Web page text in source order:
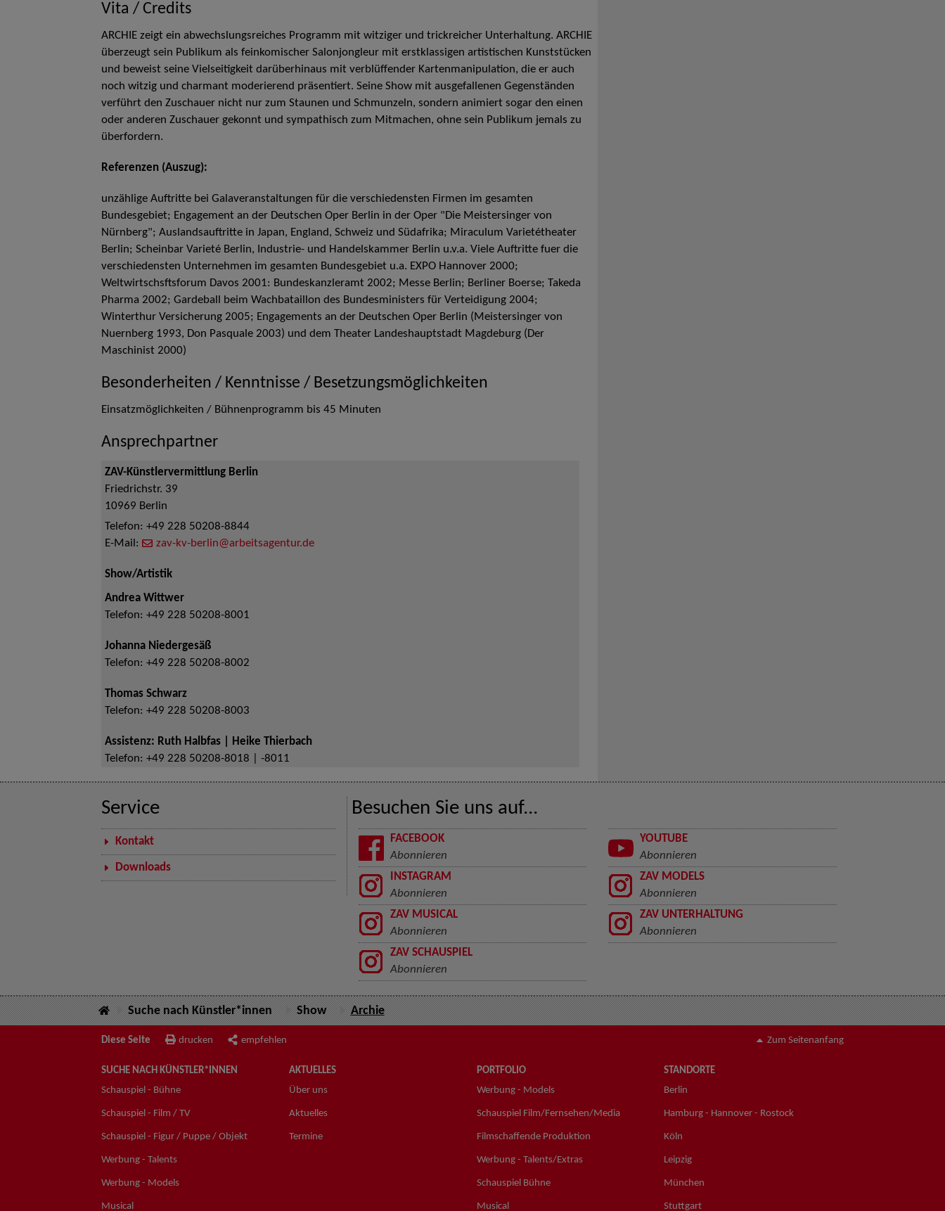
Vita / Credits
ARCHIE zeigt ein abwechslungsreiches Programm mit witziger und trickreicher Unterhaltung. ARCHIE
überzeugt sein Publikum als feinkomischer Salonjongleur mit erstklassigen artistischen Kunststücken
und beweist seine Vielseitigkeit darüberhinaus mit verblüffender Kartenmanipulation, die er auch
noch witzig und charmant moderierend präsentiert. Seine Show mit ausgefallenen Gegenständen
verführt den Zuschauer nicht nur zum Staunen und Schmunzeln, sondern animiert sogar den einen
oder anderen Zuschauer gekonnt und sympathisch zum Mitmachen, ohne sein Publikum jemals zu
überfordern.
Referenzen (Auszug):
unzählige Auftritte bei Galaveranstaltungen für die verschiedensten Firmen im gesamten
Bundesgebiet; Engagement an der Deutschen Oper Berlin in der Oper "Die Meistersinger von
Nürnberg"; Auslandsauftritte in Japan, England, Schweiz und Südafrika; Miraculum Varietétheater
Berlin; Scheinbar Varieté Berlin, Industrie- und Handelskammer Berlin u.v.a. Viele Auftritte fuer die
verschiedensten Unternehmen im gesamten Bundesgebiet u.a. EXPO Hannover 2000;
Weltwirtschsftsforum Davos 2001: Bundeskanzleramt 2002; Messe Berlin; Berliner Boerse; Takeda
Pharma 2002; Gardeball beim Wachbataillon des Bundesministers für Verteidigung 2004;
Winterthur Versicherung 2005; Engagements an der Deutschen Oper Berlin (Meistersinger von
Nuernberg 1993, Don Pasquale 2003) und dem Theater Landeshauptstadt Magdeburg (Der
Maschinist 2000)
Besonderheiten / Kenntnisse / Besetzungsmöglichkeiten
Einsatzmöglichkeiten / Bühnenprogramm bis 45 Minuten
Ansprechpartner
ZAV-Künstlervermittlung Berlin
Friedrichstr. 39
10969 Berlin
Telefon: +49 228 50208-8844
E-Mail:
zav-kv-berlin@arbeitsagentur.de
Show/Artistik
Andrea Wittwer
Telefon: +49 228 50208-8001
Johanna Niedergesäß
Telefon: +49 228 50208-8002
Thomas Schwarz
Telefon: +49 228 50208-8003
Assistenz: Ruth Halbfas | Heike Thierbach
Telefon: +49 228 50208-8018 | -8011
Service
Kontakt
Downloads
Besuchen Sie uns auf...
FACEBOOK
Abonnieren
YOUTUBE
Abonnieren
INSTAGRAM
Abonnieren
ZAV MODELS
Abonnieren
ZAV MUSICAL
Abonnieren
ZAV UNTERHALTUNG
Abonnieren
ZAV SCHAUSPIEL
Abonnieren
Suche nach Künstler*innen Show Archie
Diese Seite drucken empfehlen Zum Seitenanfang
SUCHE NACH KÜNSTLER*INNEN
Schauspiel - Bühne
Schauspiel - Film / TV
Schauspiel - Figur / Puppe / Objekt
Werbung - Talents
Werbung - Models
Musical
AKTUELLES
Über uns
Aktuelles
Termine
PORTFOLIO
Werbung - Models
Schauspiel Film/Fernsehen/Media
Filmschaffende Produktion
Werbung - Talents/Extras
Schauspiel Bühne
Musical
STANDORTE
Berlin
Hamburg - Hannover - Rostock
Köln
Leipzig
München
Stuttgart